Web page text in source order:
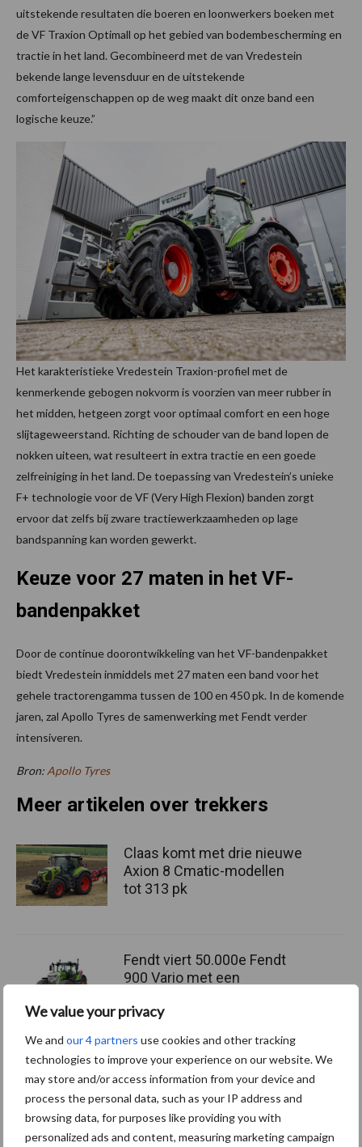
We value your privacy
We and our 4 partners use cookies and other tracking
technologies to improve your experience on our website. We
may store and/or access information from your device and
process the personal data, such as your IP address and
browsing data, for purposes like providing you with
personalized ads and content, measuring marketing campaign
uitstekende resultaten die boeren en loonwerkers boeken met
de VF Traxion Optimall op het gebied van bodembescherming en
tractie in het land. Gecombineerd met de van Vredestein
bekende lange levensduur en de uitstekende
comforteigenschappen op de weg maakt dit onze band een
logische keuze.”
Het karakteristieke Vredestein Traxion-profiel met de
kenmerkende gebogen nokvorm is voorzien van meer rubber in
het midden, hetgeen zorgt voor optimaal comfort en een hoge
slijtageweerstand. Richting de schouder van de band lopen de
nokken uiteen, wat resulteert in extra tractie en een goede
zelfreiniging in het land. De toepassing van Vredestein’s unieke
F+ technologie voor de VF (Very High Flexion) banden zorgt
ervoor dat zelfs bij zware tractiewerkzaamheden op lage
bandspanning kan worden gewerkt.
Keuze voor 27 maten in het VF-
bandenpakket
Door de continue doorontwikkeling van het VF-bandenpakket
biedt Vredestein inmiddels met 27 maten een band voor het
gehele tractorengamma tussen de 100 en 450 pk. In de komende
jaren, zal Apollo Tyres de samenwerking met Fendt verder
intensiveren.
Bron: Apollo Tyres
Meer artikelen over trekkers
Claas komt met drie nieuwe
Axion 8 Cmatic-modellen
tot 313 pk
Fendt viert 50.000e Fendt
900 Vario met een
Juiste bandenspanning
levert meetbare
brandstofbesparing op bij
transportwerk